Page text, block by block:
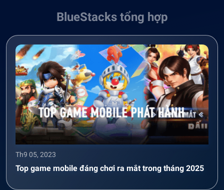
BlueStacks tổng hợp
Th9 05, 2023
Top game mobile đáng chơi ra mắt trong tháng 2025